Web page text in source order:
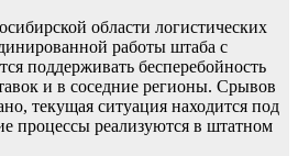
области логистических
работы штаба с
поддерживать бесперебойность
и в соседние регионы. Срывов
текущая ситуация находится под
процессы реализуются в штатном